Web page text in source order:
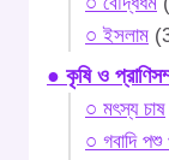
○ ইসলাম
● কৃষি ও
○ মৎস্য চাষ
○ গবাদি পশু